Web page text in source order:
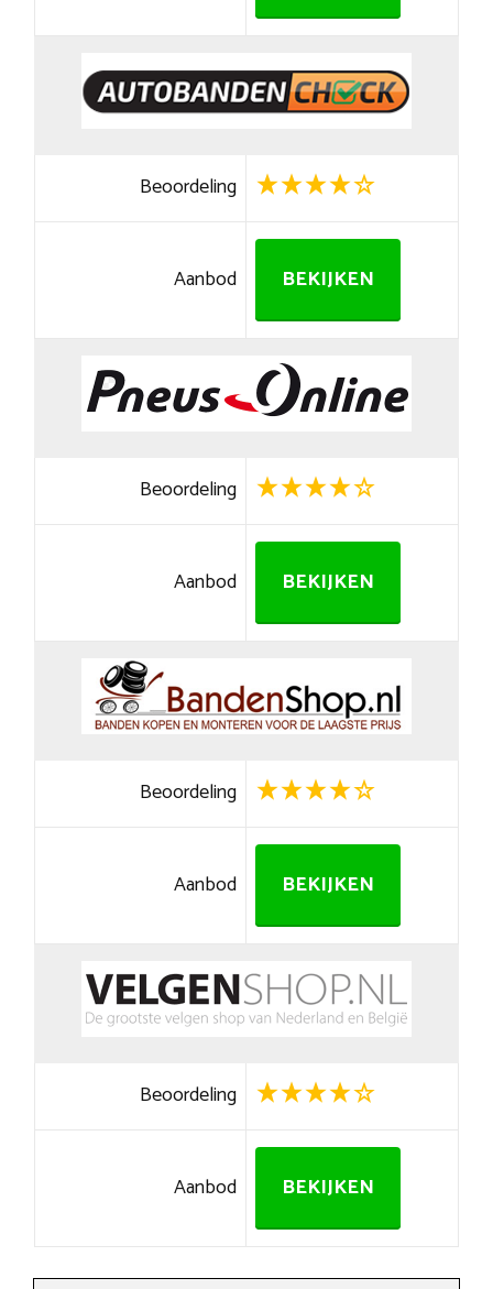
Beoordeling
Aanbod BEKIJKEN
Beoordeling
Aanbod BEKIJKEN
Beoordeling
Aanbod BEKIJKEN
Beoordeling
Aanbod BEKIJKEN